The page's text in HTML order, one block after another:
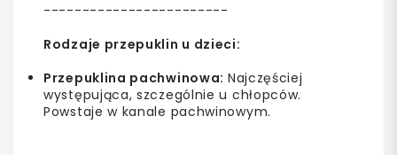
------------------------
Rodzaje przepuklin u dzieci:
Przepuklina pachwinowa: Najczęściej
występująca, szczególnie u chłopców.
Powstaje w kanale pachwinowym.